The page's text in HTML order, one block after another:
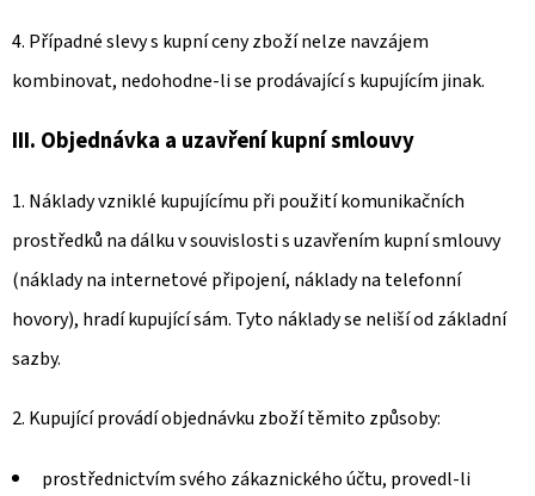
4. Případné slevy s kupní ceny zboží nelze navzájem
kombinovat, nedohodne-li se prodávající s kupujícím jinak.
III. Objednávka a uzavření kupní smlouvy
1. Náklady vzniklé kupujícímu při použití komunikačních
prostředků na dálku v souvislosti s uzavřením kupní smlouvy
(náklady na internetové připojení, náklady na telefonní
hovory), hradí kupující sám. Tyto náklady se neliší od základní
sazby.
2. Kupující provádí objednávku zboží těmito způsoby:
prostřednictvím svého zákaznického účtu, provedl-li